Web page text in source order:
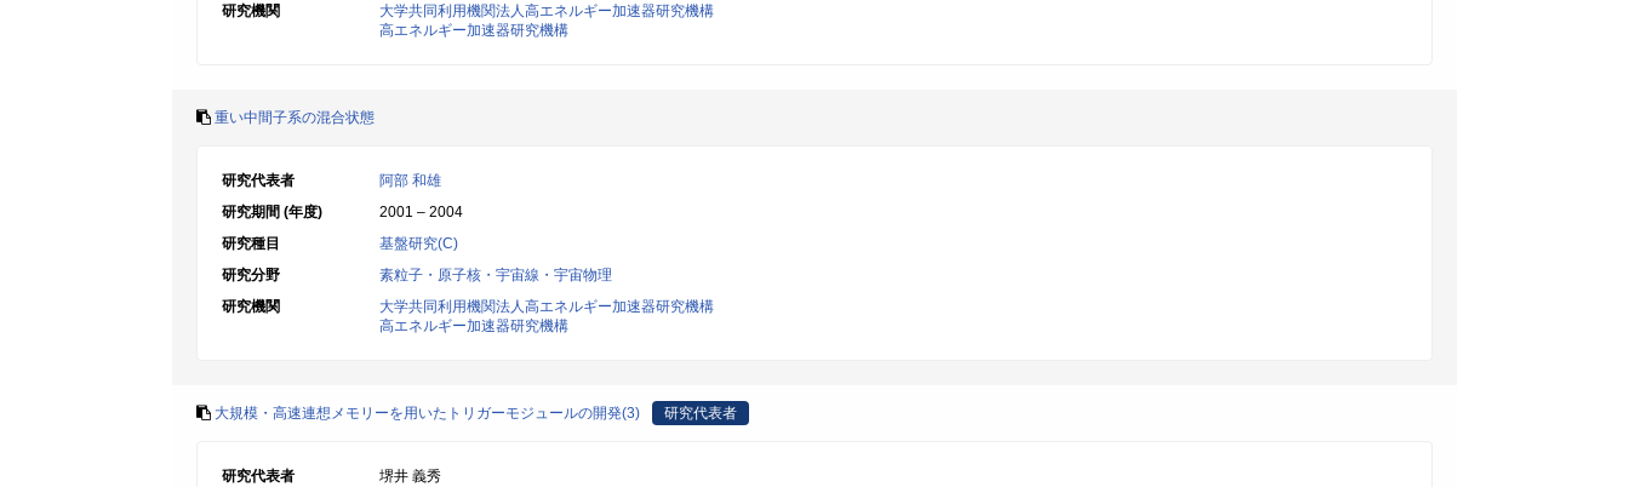
研究機関
大学共同利用機関法人高エネルギー加速器研究機構
高エネルギー加速器研究機構
重い中間子系の混合状態
研究代表者
阿部 和雄
研究期間 (年度)
2001 – 2004
研究種目
基盤研究(C)
研究分野
素粒子・原子核・宇宙線・宇宙物理
研究機関
大学共同利用機関法人高エネルギー加速器研究機構
高エネルギー加速器研究機構
大規模・高速連想メモリーを用いたトリガーモジュールの開発(3) 研究代表者
研究代表者
堺井 義秀